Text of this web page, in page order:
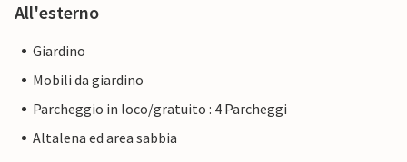
All'esterno
Giardino
Mobili da giardino
Parcheggio in loco/gratuito : 4 Parcheggi
Altalena ed area sabbia